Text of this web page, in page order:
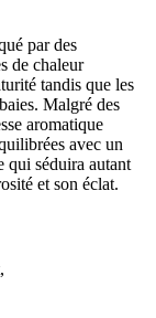
par des
de chaleur
tandis que les
Malgré des
aromatique
avec un
qui séduira autant
et son éclat.